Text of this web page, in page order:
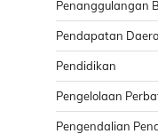
Penanggulangan
Pendapatan
Pendidikan
Pengelolaan
Pengendalian